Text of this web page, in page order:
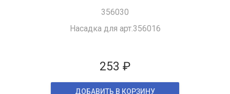
356030
Насадка для арт.356016
253 ₽
ДОБАВИТЬ В КОРЗИНУ